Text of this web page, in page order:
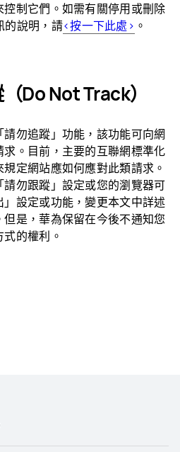
制它們。如需有關停用或刪除
的說明，請<按一下此處> 。
Do Not Track）
勿追蹤」功能，該功能可向網
。目前，主要的互聯網標準化
定網站應如何應對此類請求。
勿跟蹤」設定或您的瀏覽器可
設定或功能，變更本文中詳述
是，華為保留在今後不通知您
式的權利。